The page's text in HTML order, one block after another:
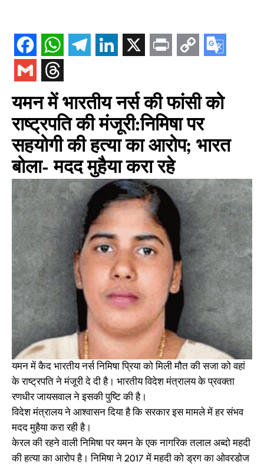
यमन में भारतीय नर्स की फांसी को
राष्ट्रपति की मंजूरी:निमिषा पर
सहयोगी की हत्या का आरोप; भारत
बोला- मदद मुहैया करा रहे
यमन में कैद भारतीय नर्स निमिषा प्रिया को मिली मौत की सजा को वहां
के राष्ट्रपति ने मंजूरी दे दी है। भारतीय विदेश मंत्रालय के प्रवक्ता
रणधीर जायसवाल ने इसकी पुष्टि की है।
विदेश मंत्रालय ने आश्वासन दिया है कि सरकार इस मामले में हर संभव
मदद मुहैया करा रही है।
केरल की रहने वाली निमिषा पर यमन के एक नागरिक तलाल अब्दो महदी
की हत्या का आरोप है। निमिषा ने 2017 में महदी को ड्रग का ओवरडोज